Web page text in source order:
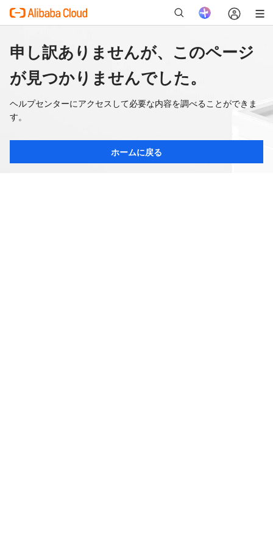
申し訳ありませんが、このページ
が見つかりませんでした。
ヘルプセンターにアクセスして必要な内容を調べることができま
す。
ホームに戻る